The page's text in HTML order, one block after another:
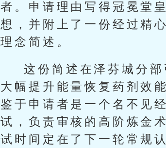
者。申请理由写得冠冕堂
想，并附上了一份经过精
理念简述。
这份简述在泽芬城分
大幅提升能量恢复药剂效
鉴于申请者是一个名不见
试，负责审核的高阶炼金
试时间定在了下一轮常规